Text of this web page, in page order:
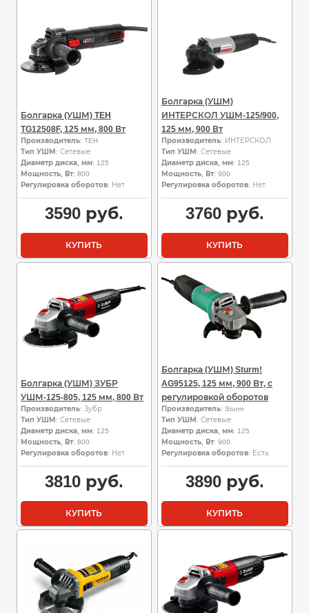
Болгарка (УШМ) TEH
TG12508F, 125 мм, 800 Вт
Производитель: TEH
Тип УШМ : Сетевые
Диаметр диска, мм: 125
Мощность, Вт: 800
Регулировка оборотов: Нет
3590руб.
КУПИТЬ
Болгарка (УШМ)
ИНТЕРСКОЛ УШМ-125/900,
125 мм, 900 Вт
Производитель: ИНТЕРСКОЛ
Тип УШМ : Сетевые
Диаметр диска, мм: 125
Мощность, Вт: 900
Регулировка оборотов: Нет
3760руб.
КУПИТЬ
Болгарка (УШМ) ЗУБР
УШМ-125-805, 125 мм, 800 Вт
Производитель: Зубр
Тип УШМ : Сетевые
Диаметр диска, мм: 125
Мощность, Вт: 800
Регулировка оборотов: Нет
3810руб.
КУПИТЬ
Болгарка (УШМ) Sturm!
AG95125, 125 мм, 900 Вт, с
регулировкой оборотов
Производитель: Sturm
Тип УШМ : Сетевые
Диаметр диска, мм: 125
Мощность, Вт: 900
Регулировка оборотов: Есть
3890руб.
КУПИТЬ